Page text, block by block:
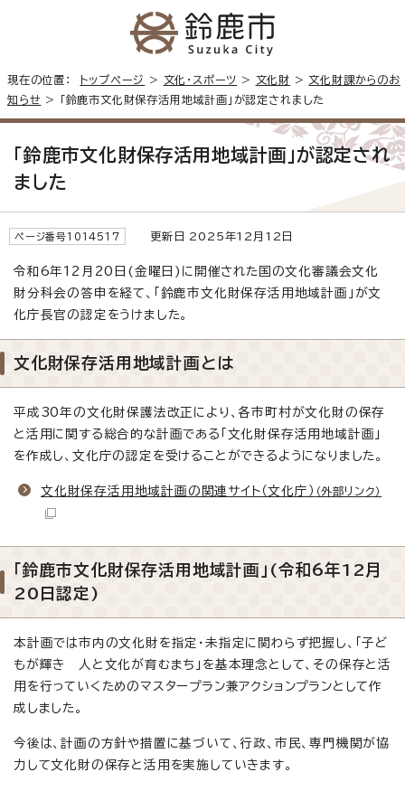
現在の位置： トップページ > 文化・スポーツ > 文化財 >文化財課からのお
知らせ > 「鈴鹿市文化財保存活用地域計画」が認定されました
「鈴鹿市文化財保存活用地域計画」が認定され
ました
ページ番号1014517 更新日 2025年12月12日
令和6年12月20日(金曜日)に開催された国の文化審議会文化
財分科会の答申を経て、「鈴鹿市文化財保存活用地域計画」が文
化庁長官の認定をうけました。
文化財保存活用地域計画とは
平成30年の文化財保護法改正により、各市町村が文化財の保存
と活用に関する総合的な計画である「文化財保存活用地域計画」
を作成し、文化庁の認定を受けることができるようになりました。
文化財保存活用地域計画の関連サイト（文化庁） （外部リンク）
「鈴鹿市文化財保存活用地域計画」(令和6年12月
20日認定)
本計画では市内の文化財を指定・未指定に関わらず把握し、「子ど
もが輝き 人と文化が育むまち」を基本理念として、その保存と活
用を行っていくためのマスタープラン兼アクションプランとして作
成しました。
今後は、計画の方針や措置に基づいて、行政、市民、専門機関が協
力して文化財の保存と活用を実施していきます。